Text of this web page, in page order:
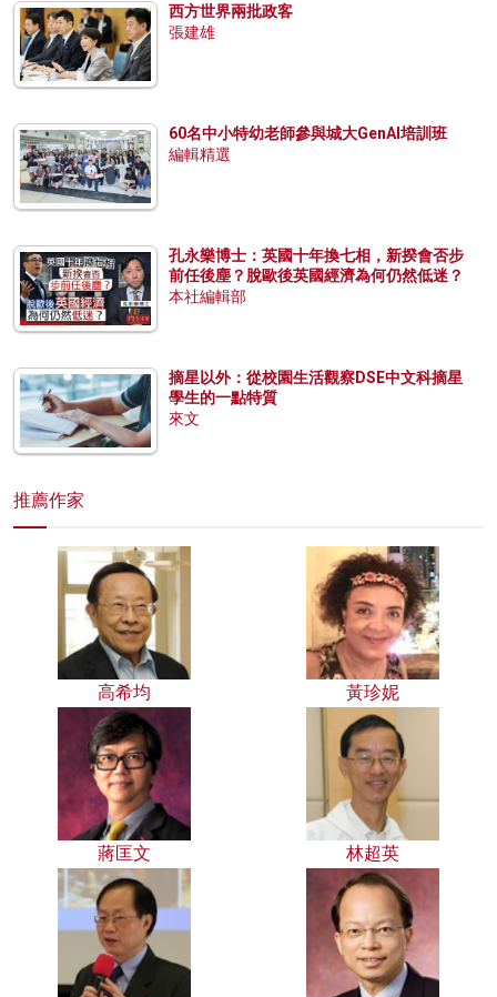
西方世界兩批政客
張建雄
60名中小特幼老師參與城大GenAI培訓班
編輯精選
孔永樂博士：英國十年換七相，新揆會否步
前任後塵？脫歐後英國經濟為何仍然低迷？
本社編輯部
摘星以外：從校園生活觀察DSE中文科摘星
學生的一點特質
來文
推薦作家
高希均 黃珍妮
蔣匡文 林超英